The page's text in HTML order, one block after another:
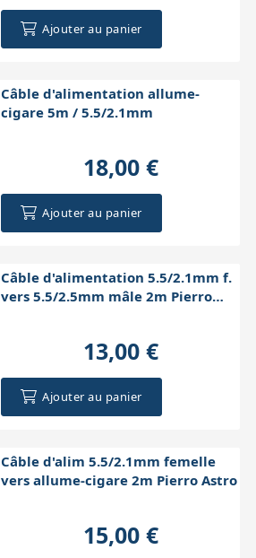
Ajouter au panier
Câble d'alimentation allume-
cigare 5m / 5.5/2.1mm
18,00 €
Ajouter au panier
Câble d'alimentation 5.5/2.1mm f.
vers 5.5/2.5mm mâle 2m Pierro
13,00 €
Ajouter au panier
Câble d'alim 5.5/2.1mm femelle
vers allume-cigare 2m Pierro Astro
15,00 €